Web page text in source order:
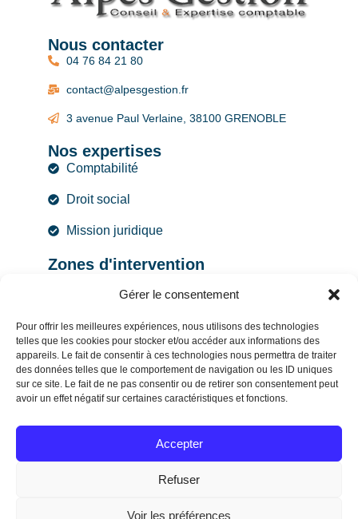
Gérer le consentement
Pour offrir les meilleures expériences, nous utilisons des technologies
telles que les cookies pour stocker et/ou accéder aux informations des
appareils. Le fait de consentir à ces technologies nous permettra de traiter
des données telles que le comportement de navigation ou les ID uniques
sur ce site. Le fait de ne pas consentir ou de retirer son consentement peut
avoir un effet négatif sur certaines caractéristiques et fonctions.
Accepter
Refuser
Voir les préférences
Nous contacter
04 76 84 21 80
contact@alpesgestion.fr
3 avenue Paul Verlaine, 38100 GRENOBLE
Nos expertises
Comptabilité
Droit social
Mission juridique
Zones d'intervention
© 2026 ALPES GESTION, tous droits réservés
Politique de confidentialité